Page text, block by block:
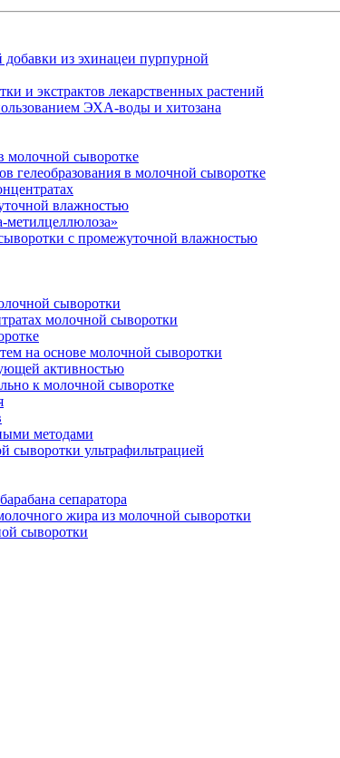
из эхинацеи пурпурной
и экстрактов лекарственных растений
ЭХА-воды и хитозана
молочной сыворотке
гелеобразования в молочной сыворотке
влажностью
метилцеллюлоза»
с промежуточной влажностью
сыворотки
молочной сыворотки
на основе молочной сыворотки
активностью
к молочной сыворотке
методами
сыворотки ультрафильтрацией
сепаратора
жира из молочной сыворотки
сыворотки